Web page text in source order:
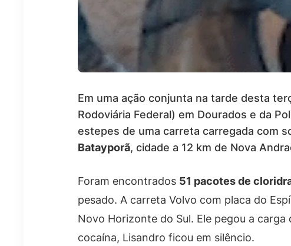
Em uma ação conjunta na tarde desta
Rodoviária Federal) em Dourados e da
estepes de uma carreta carregada com
Batayporã, cidade a 12 km de Nova
Foram encontrados 51 pacotes de
pesado. A carreta Volvo com placa do
Novo Horizonte do Sul. Ele pegou a carga
cocaína, Lisandro ficou em silêncio.